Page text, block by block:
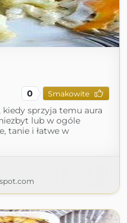
0 Smakowite
sprzyja temu aura
lub w ogóle
tanie i łatwe w